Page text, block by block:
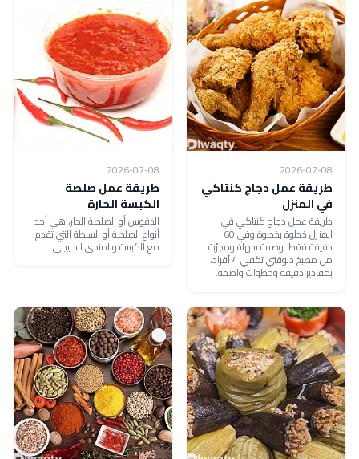
2026-07-08
طريقة عمل دجاج كنتاكي
في المنزل
طريقة عمل دجاج كنتاكي في
المنزل خطوة بخطوة وفي 60
دقيقة فقط. وصفة سهلة ومجرّبة
من مطبخ دلوقتي تكفي 4 أفراد،
بمقادير دقيقة وخطوات واضحة.
2026-07-08
طريقة عمل صلصة
الكبسة الحارة
الدقوس أو الصلصة الحار، هي أحد
أنواع الصلصة أو السلطة التي تقدم
مع الكبسة والمندي الخليجي